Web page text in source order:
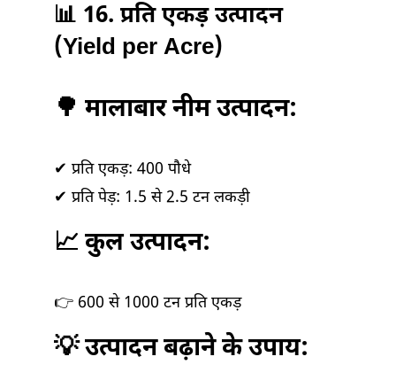
📊 16. प्रति एकड़ उत्पादन
(Yield per Acre)
🌳 मालाबार नीम उत्पादन:
✔ प्रति एकड़: 400 पौधे
✔ प्रति पेड़: 1.5 से 2.5 टन लकड़ी
📈 कुल उत्पादन:
👉 600 से 1000 टन प्रति एकड़
💡 उत्पादन बढ़ाने के उपाय: